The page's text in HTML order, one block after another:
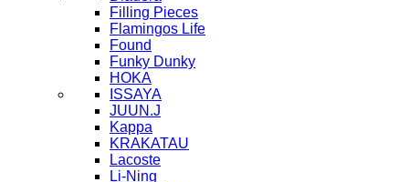
Filling Pieces
Flamingos Life
Found
Funky Dunky
HOKA
ISSAYA
JUUN.J
Kappa
KRAKATAU
Lacoste
Li-Ning